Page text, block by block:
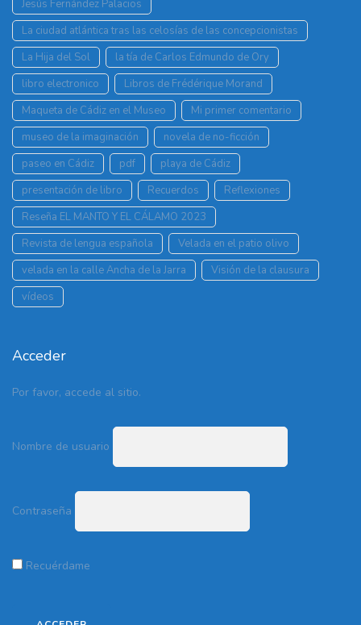
Jesús Fernández Palacios
La ciudad atlántica tras las celosías de las concepcionistas
La Hija del Sol
la tía de Carlos Edmundo de Ory
libro electronico
Libros de Frédérique Morand
Maqueta de Cádiz en el Museo
Mi primer comentario
museo de la imaginación
novela de no-ficción
paseo en Cádiz
pdf
playa de Cádiz
presentación de libro
Recuerdos
Reflexiones
Reseña EL MANTO Y EL CÁLAMO 2023
Revista de lengua española
Velada en el patio olivo
velada en la calle Ancha de la Jarra
Visión de la clausura
vídeos
Acceder
Por favor, accede al sitio.
Nombre de usuario
Contraseña
Recuérdame